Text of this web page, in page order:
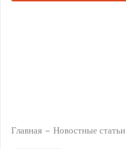
Главная Новостные статьи